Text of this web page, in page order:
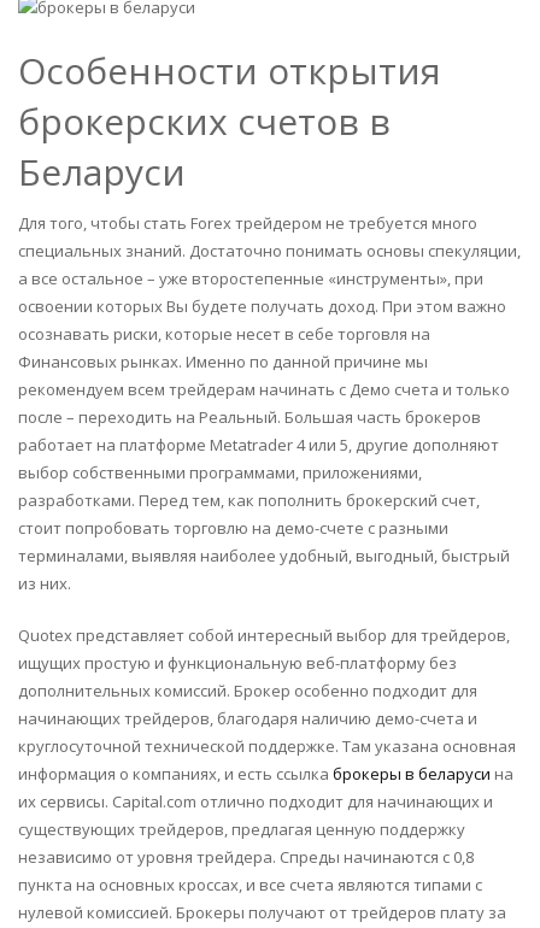
Особенности открытия
брокерских счетов в
Беларуси
Для того, чтобы стать Forex трейдером не требуется много
специальных знаний. Достаточно понимать основы спекуляции,
а все остальное – уже второстепенные «инструменты», при
освоении которых Вы будете получать доход. При этом важно
осознавать риски, которые несет в себе торговля на
Финансовых рынках. Именно по данной причине мы
рекомендуем всем трейдерам начинать с Демо счета и только
после – переходить на Реальный. Большая часть брокеров
работает на платформе Metatrader 4 или 5, другие дополняют
выбор собственными программами, приложениями,
разработками. Перед тем, как пополнить брокерский счет,
стоит попробовать торговлю на демо-счете с разными
терминалами, выявляя наиболее удобный, выгодный, быстрый
из них.
Quotex представляет собой интересный выбор для трейдеров,
ищущих простую и функциональную веб-платформу без
дополнительных комиссий. Брокер особенно подходит для
начинающих трейдеров, благодаря наличию демо-счета и
круглосуточной технической поддержке. Там указана основная
информация о компаниях, и есть ссылка брокеры в беларуси на
их сервисы. Capital.com отлично подходит для начинающих и
существующих трейдеров, предлагая ценную поддержку
независимо от уровня трейдера. Спреды начинаются с 0,8
пункта на основных кроссах, и все счета являются типами с
нулевой комиссией. Брокеры получают от трейдеров плату за